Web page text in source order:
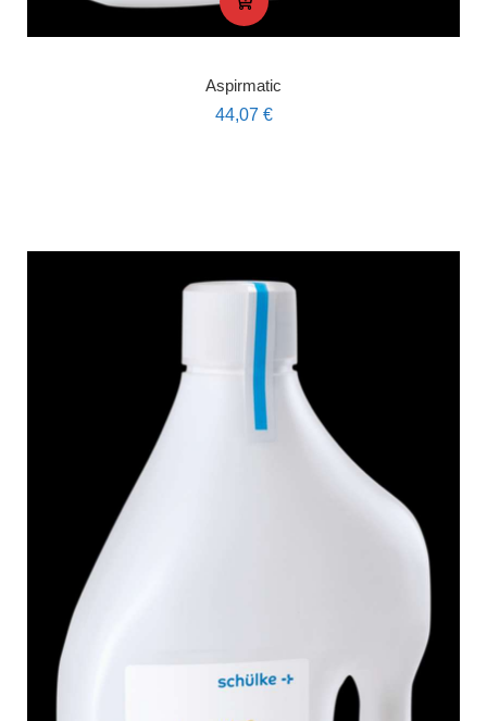
Aspirmatic
44,07 €